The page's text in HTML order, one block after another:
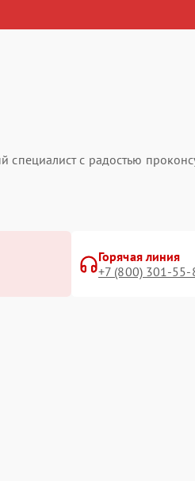
специалист с радостью
Горячая линия
+7 (800) 301-55-